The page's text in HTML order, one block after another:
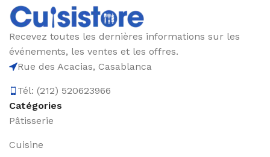
Recevez toutes les dernières informations sur les
événements, les ventes et les offres.
Rue des Acacias, Casablanca
Tél: (212) 520623966
Catégories
Pâtisserie
Cuisine